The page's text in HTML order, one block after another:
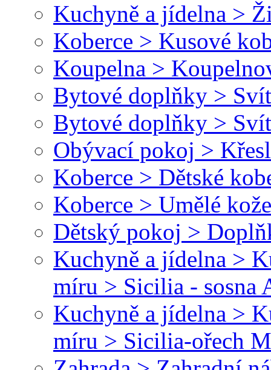
Kuchyně a jídelna >
Koberce > Kusové
Koupelna >
Bytové doplňky >
Bytové doplňky >
Obývací pokoj >
Koberce > Dětské
Koberce > Umělé
Dětský pokoj >
Kuchyně a jídelna >
míru > Sicilia - sosna
Kuchyně a jídelna >
míru > Sicilia-ořech